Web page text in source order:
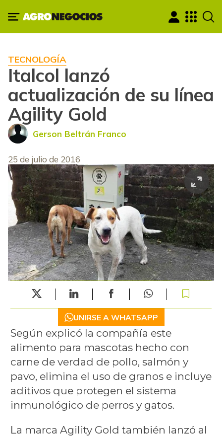
TECNOLOGÍA
Italcol lanzó
actualización de su línea
Agility Gold
Gerson Beltrán Franco
25 de julio de 2016
UNIRSE A WHATSAPP
Según explicó la compañía este
alimento para mascotas hecho con
carne de verdad de pollo, salmón y
pavo, elimina el uso de granos e incluye
aditivos que protegen el sistema
inmunológico de perros y gatos.
La marca Agility Gold también lanzó al